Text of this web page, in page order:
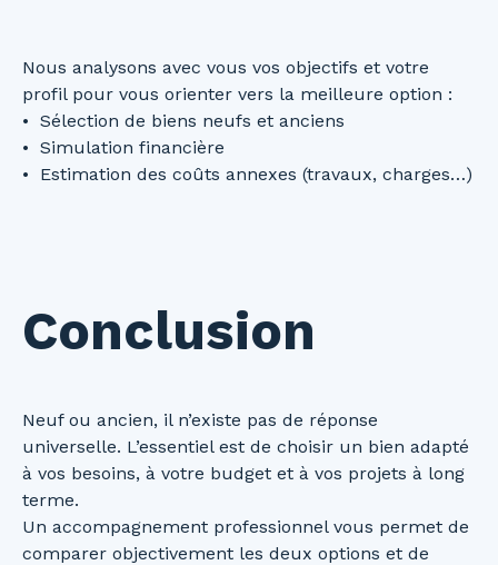
Nous analysons avec vous vos objectifs et votre
profil pour vous orienter vers la meilleure option :
Sélection de biens neufs et anciens
Simulation financière
Estimation des coûts annexes (travaux, charges…)
Conclusion
Neuf ou ancien, il n’existe pas de réponse
universelle. L’essentiel est de choisir un bien adapté
à vos besoins, à votre budget et à vos projets à long
terme.
Un accompagnement professionnel vous permet de
comparer objectivement les deux options et de